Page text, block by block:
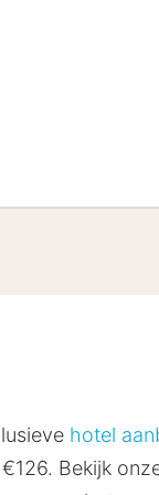
hotel
Bekijk